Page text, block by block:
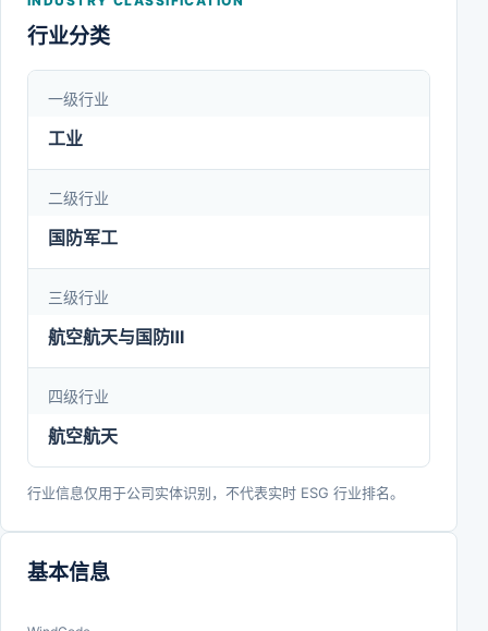
研究应用中心，每年取得大量专利和国家级、省部级
平，并承担多项国家重点型号研制任务和保障任务，
肩负我国航空动力事业发展与振兴的历史重任。
行业分类
一级行业
工业
二级行业
国防军工
三级行业
航空航天与国防Ⅲ
四级行业
航空航天
行业信息仅用于公司实体识别，不代表实时 ESG 行业排名。
基本信息